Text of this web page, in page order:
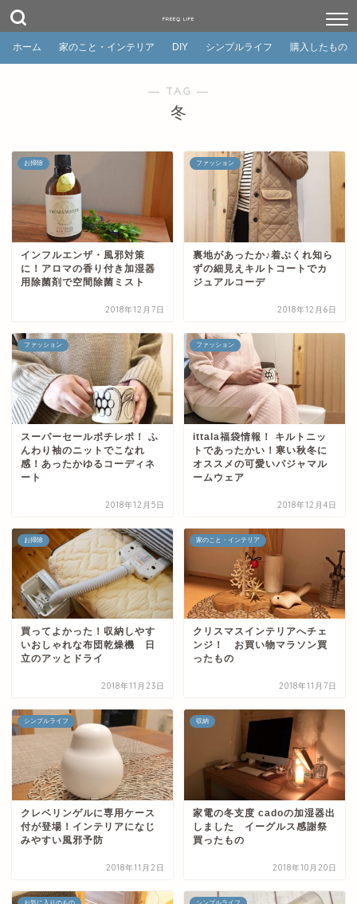
FREEQ LIFE
ホーム 家のこと・インテリア DIY シンプルライフ 購入したもの
― TAG ―
冬
お掃除
インフルエンザ・風邪対策
に！アロマの香り付き加湿器
用除菌剤で空間除菌ミスト
2018年12月7日
ファッション
裏地があったか♪着ぶくれ知ら
ずの細見えキルトコートでカ
ジュアルコーデ
2018年12月6日
ファッション
スーパーセールポチレポ！ ふ
んわり袖のニットでこなれ
感！あったかゆるコーディネ
ート
2018年12月5日
ファッション
ittala福袋情報！ キルトニッ
トであったかい！寒い秋冬に
オススメの可愛いパジャマル
ームウェア
2018年12月4日
お掃除
買ってよかった！収納しやす
いおしゃれな布団乾燥機 日
立のアッとドライ
2018年11月23日
家のこと・インテリア
クリスマスインテリアへチェ
ンジ！ お買い物マラソン買
ったもの
2018年11月7日
シンプルライフ
クレベリンゲルに専用ケース
付が登場！インテリアになじ
みやすい風邪予防
2018年11月2日
収納
家電の冬支度 cadoの加湿器出
しました イーグルス感謝祭
買ったもの
2018年10月20日